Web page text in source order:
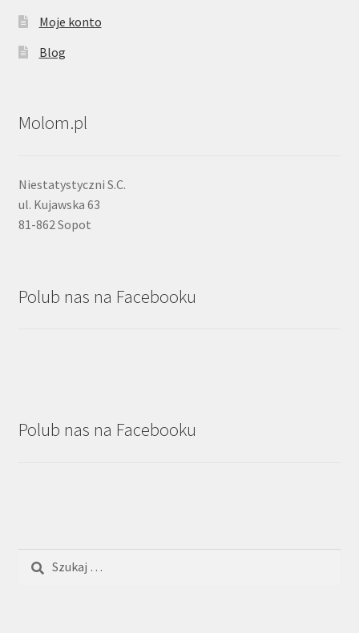
Moje konto
Blog
Molom.pl
Niestatystyczni S.C.
ul. Kujawska 63
81-862 Sopot
Polub nas na Facebooku
Polub nas na Facebooku
Szukaj: